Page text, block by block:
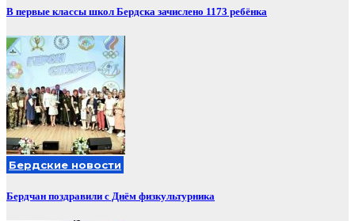
В первые классы школ Бердска зачислено 1173 ребёнка
Бердские новости
Бердчан поздравили с Днём физкультурника